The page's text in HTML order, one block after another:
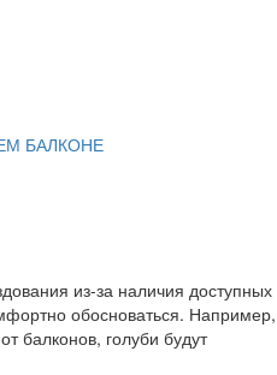
БАЛКОНЕ
из-за наличия доступных
обосноваться. Например,
балконов, голуби будут